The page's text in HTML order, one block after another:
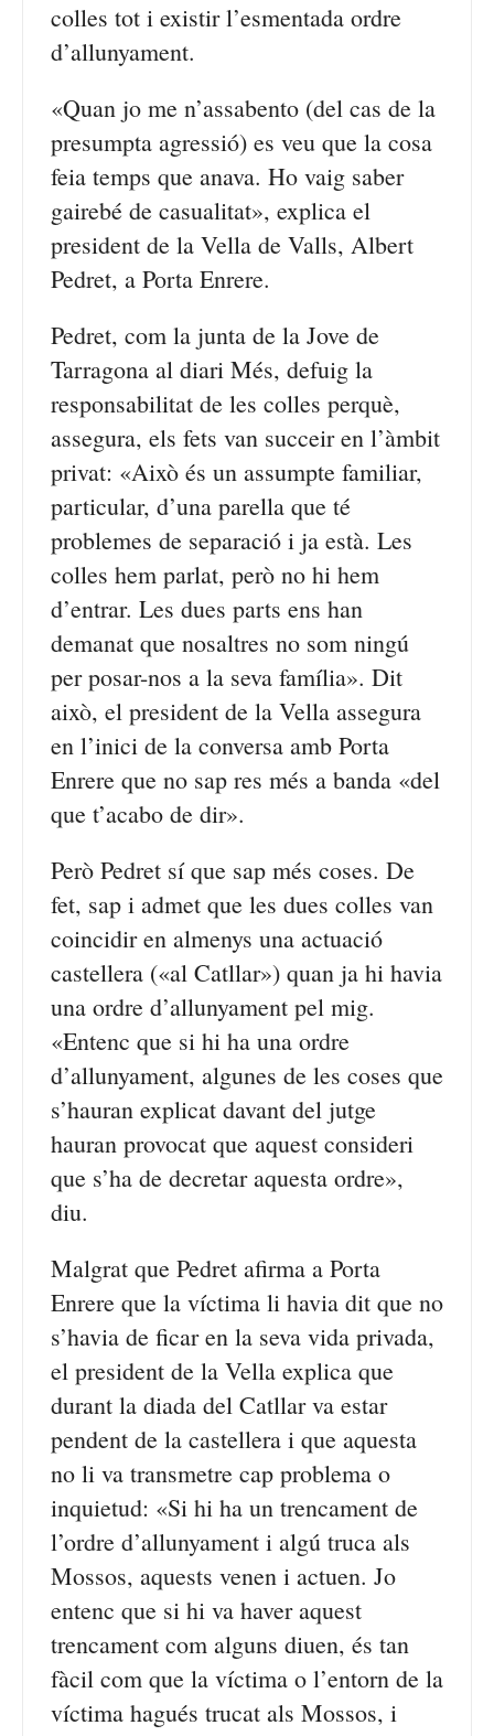
colles tot i existir l’esmentada ordre
d’allunyament.
«Quan jo me n’assabento (del cas de la
presumpta agressió) es veu que la cosa
feia temps que anava. Ho vaig saber
gairebé de casualitat», explica el
president de la Vella de Valls, Albert
Pedret, a Porta Enrere.
Pedret, com la junta de la Jove de
Tarragona al diari Més, defuig la
responsabilitat de les colles perquè,
assegura, els fets van succeir en l’àmbit
privat: «Això és un assumpte familiar,
particular, d’una parella que té
problemes de separació i ja està. Les
colles hem parlat, però no hi hem
d’entrar. Les dues parts ens han
demanat que nosaltres no som ningú
per posar-nos a la seva família». Dit
això, el president de la Vella assegura
en l’inici de la conversa amb Porta
Enrere que no sap res més a banda «del
que t’acabo de dir».
Però Pedret sí que sap més coses. De
fet, sap i admet que les dues colles van
coincidir en almenys una actuació
castellera («al Catllar») quan ja hi havia
una ordre d’allunyament pel mig.
«Entenc que si hi ha una ordre
d’allunyament, algunes de les coses que
s’hauran explicat davant del jutge
hauran provocat que aquest consideri
que s’ha de decretar aquesta ordre»,
diu.
Malgrat que Pedret afirma a Porta
Enrere que la víctima li havia dit que no
s’havia de ficar en la seva vida privada,
el president de la Vella explica que
durant la diada del Catllar va estar
pendent de la castellera i que aquesta
no li va transmetre cap problema o
inquietud: «Si hi ha un trencament de
l’ordre d’allunyament i algú truca als
Mossos, aquests venen i actuen. Jo
entenc que si hi va haver aquest
trencament com alguns diuen, és tan
fàcil com que la víctima o l’entorn de la
víctima hagués trucat als Mossos, i